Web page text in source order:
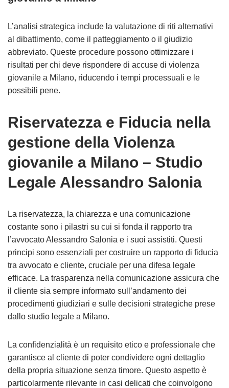
L’analisi strategica include la valutazione di riti alternativi
al dibattimento, come il patteggiamento o il giudizio
abbreviato. Queste procedure possono ottimizzare i
risultati per chi deve rispondere di accuse di violenza
giovanile a Milano, riducendo i tempi processuali e le
possibili pene.
Riservatezza e Fiducia nella
gestione della Violenza
giovanile a Milano – Studio
Legale Alessandro Salonia
La riservatezza, la chiarezza e una comunicazione
costante sono i pilastri su cui si fonda il rapporto tra
l’avvocato Alessandro Salonia e i suoi assistiti. Questi
principi sono essenziali per costruire un rapporto di fiducia
tra avvocato e cliente, cruciale per una difesa legale
efficace. La trasparenza nella comunicazione assicura che
il cliente sia sempre informato sull’andamento dei
procedimenti giudiziari e sulle decisioni strategiche prese
dallo studio legale a Milano.
La confidenzialità è un requisito etico e professionale che
garantisce al cliente di poter condividere ogni dettaglio
della propria situazione senza timore. Questo aspetto è
particolarmente rilevante in casi delicati che coinvolgono